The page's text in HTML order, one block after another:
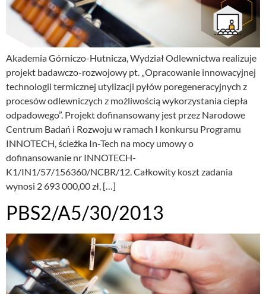
Akademia Górniczo-Hutnicza, Wydział Odlewnictwa realizuje
projekt badawczo-rozwojowy pt. „Opracowanie innowacyjnej
technologii termicznej utylizacji pyłów poregeneracyjnych z
procesów odlewniczych z możliwością wykorzystania ciepła
odpadowego”. Projekt dofinansowany jest przez Narodowe
Centrum Badań i Rozwoju w ramach I konkursu Programu
INNOTECH, ścieżka In-Tech na mocy umowy o
dofinansowanie nr INNOTECH-
K1/IN1/57/156360/NCBR/12. Całkowity koszt zadania
wynosi 2 693 000,00 zł, […]
PBS2/A5/30/2013